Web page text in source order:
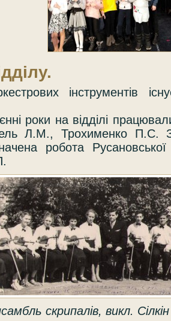
інструментів
роки на відділі
Л.М., Трохименко П.С.
робота
скрипалів, викл.